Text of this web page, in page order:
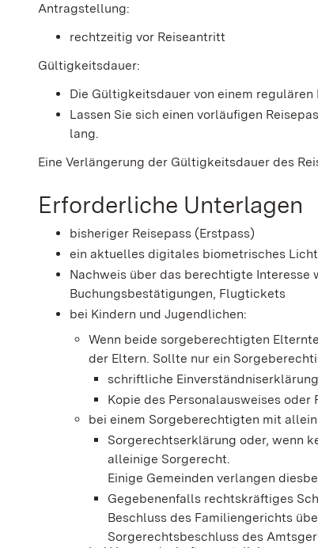
Antragstellung:
rechtzeitig vor Reiseantritt
Gültigkeitsdauer:
Die Gültigkeitsdauer von einem
Lassen Sie sich einen vorläufigen
lang.
Eine Verlängerung der Gültigkeitsdauer des
Erforderliche Unterlagen
bisheriger Reisepass (Erstpass)
ein aktuelles digitales biometrisches
Nachweis über das berechtigte
Buchungsbestätigungen, Flugtickets
bei Kindern und Jugendlichen:
Wenn beide sorgeberechtigten
der Eltern. Sollte nur ein
schriftliche
Kopie des Personalausweises
bei einem Sorgeberechtigten mit
Sorgerechtserklärung oder, wenn
alleinige Sorgerecht.
Einige Gemeinden verlangen
Gegebenenfalls rechtskräftiges
Beschluss des Familiengerichts
Sorgerechtsbeschluss des